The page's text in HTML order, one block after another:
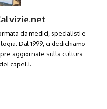
da medici, specialisti e
Dal 1999, ci dedichiamo
aggiornate sulla cultura
capelli.